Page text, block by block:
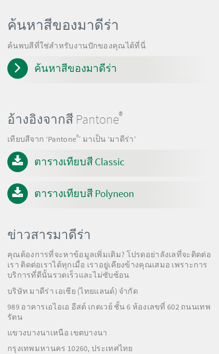
ค้นหาสีของมาดีร่า
ค้นพบสีที่ใช่สำหรับงานปักของคุณได้ที่นี่
ค้นหาสีของมาดีร่า
อ้างอิงจากสี Pantone®
เทียบสีจาก ‘Pantone®’ มาเป็น ‘มาดีร่า’
ตารางเทียบสี Classic
ตารางเทียบสี Polyneon
ข่าวสารมาดีร่า
คุณต้องการที่จะหาข้อมูลเพิ่มเติม? โปรดอย่าลังเลที่จะติดต่อ
เรา ติดต่อเราได้ทุกเมื่อ เราอยู่เคียงข้างคุณเสมอ เพราะการ
บริการที่ดีนั้นรวดเร็วและไม่ซับซ้อน
บริษัท มาดีร่า เอเชีย (ไทยแลนด์) จำกัด
989 อาคารเอไอเอ อีสต์ เกตเวย์ ชั้น 6 ห้องเลขที่ 602 ถนนเทพ
รัตน
แขวงบางนาเหนือ เขตบางนา
กรุงเทพมหานคร 10260, ประเทศไทย